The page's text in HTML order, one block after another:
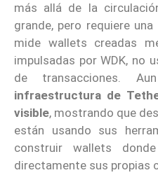
más allá de la
grande, pero requiere
mide wallets creadas
impulsadas por WDK, no
de transacciones.
infraestructura de
visible, mostrando que
están usando sus
construir wallets
directamente sus propias